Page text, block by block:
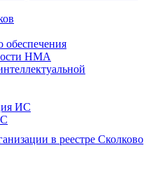
обеспечения
НМА
ИС
в реестре Сколково